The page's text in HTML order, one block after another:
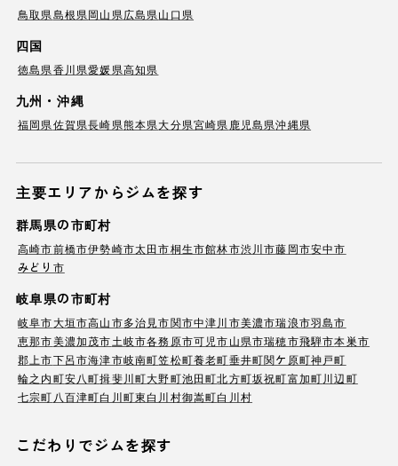
鳥取県島根県岡山県広島県山口県
四国
徳島県香川県愛媛県高知県
九州・沖縄
福岡県佐賀県長崎県熊本県大分県宮崎県 鹿児島県沖縄県
主要エリアからジムを探す
群馬県の市町村
高崎市前橋市伊勢崎市太田市桐生市館林市渋川市藤岡市安中市
みどり市
岐阜県の市町村
岐阜市大垣市高山市多治見市関市中津川市美濃市瑞浪市羽島市
恵那市美濃加茂市土岐市各務原市可児市山県市瑞穂市飛騨市本巣市
郡上市下呂市海津市岐南町笠松町養老町垂井町関ケ原町神戸町
輪之内町安八町揖斐川町大野町池田町北方町坂祝町富加町川辺町
七宗町 八百津町白川町東白川村御嵩町白川村
こだわりでジムを探す